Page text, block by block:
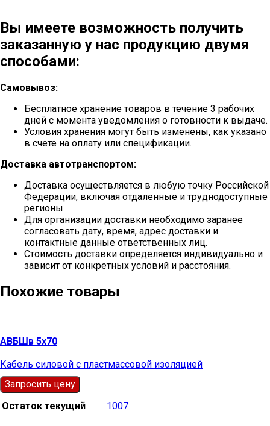
Вы имеете возможность получить
заказанную у нас продукцию двумя
способами:
Самовывоз:
Бесплатное хранение товаров в течение 3 рабочих
дней с момента уведомления о готовности к выдаче.
Условия хранения могут быть изменены, как указано
в счете на оплату или спецификации.
Доставка автотранспортом:
Доставка осуществляется в любую точку Российской
Федерации, включая отдаленные и труднодоступные
регионы.
Для организации доставки необходимо заранее
согласовать дату, время, адрес доставки и
контактные данные ответственных лиц.
Стоимость доставки определяется индивидуально и
зависит от конкретных условий и расстояния.
Похожие товары
АВБШв 5х70
Кабель силовой с пластмассовой изоляцией
Запросить цену
Остаток текущий
1007